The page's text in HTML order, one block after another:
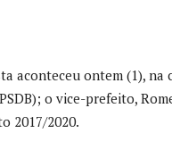
aconteceu ontem (1), na
o vice-prefeito,
2017/2020.